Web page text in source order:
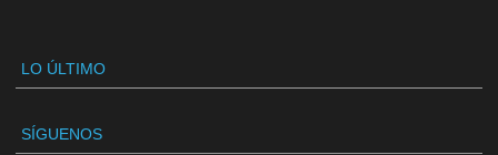
LO ÚLTIMO
SÍGUENOS